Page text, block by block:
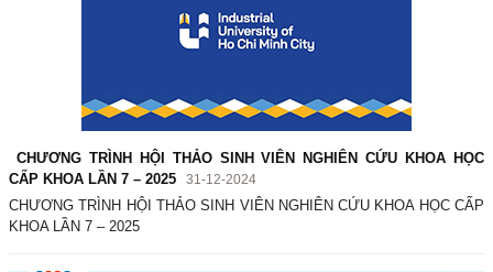
CHƯƠNG TRÌNH HỘI THẢO SINH VIÊN NGHIÊN CỨU KHOA HỌC
CẤP KHOA LẦN 7 – 2025
31-12-2024
CHƯƠNG TRÌNH HỘI THẢO SINH VIÊN NGHIÊN CỨU KHOA HỌC CẤP
KHOA LẦN 7 – 2025